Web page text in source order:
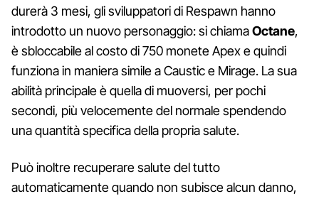
durerà 3 mesi, gli sviluppatori di Respawn hanno
introdotto un nuovo personaggio: si chiamaOctane,
è sbloccabile al costo di 750 monete Apex e quindi
funziona in maniera simile a Caustic e Mirage. La sua
abilità principale è quella di muoversi, per pochi
secondi, più velocemente del normale spendendo
una quantità specifica della propria salute.
Può inoltre recuperare salute del tutto
automaticamente quando non subisce alcun danno,